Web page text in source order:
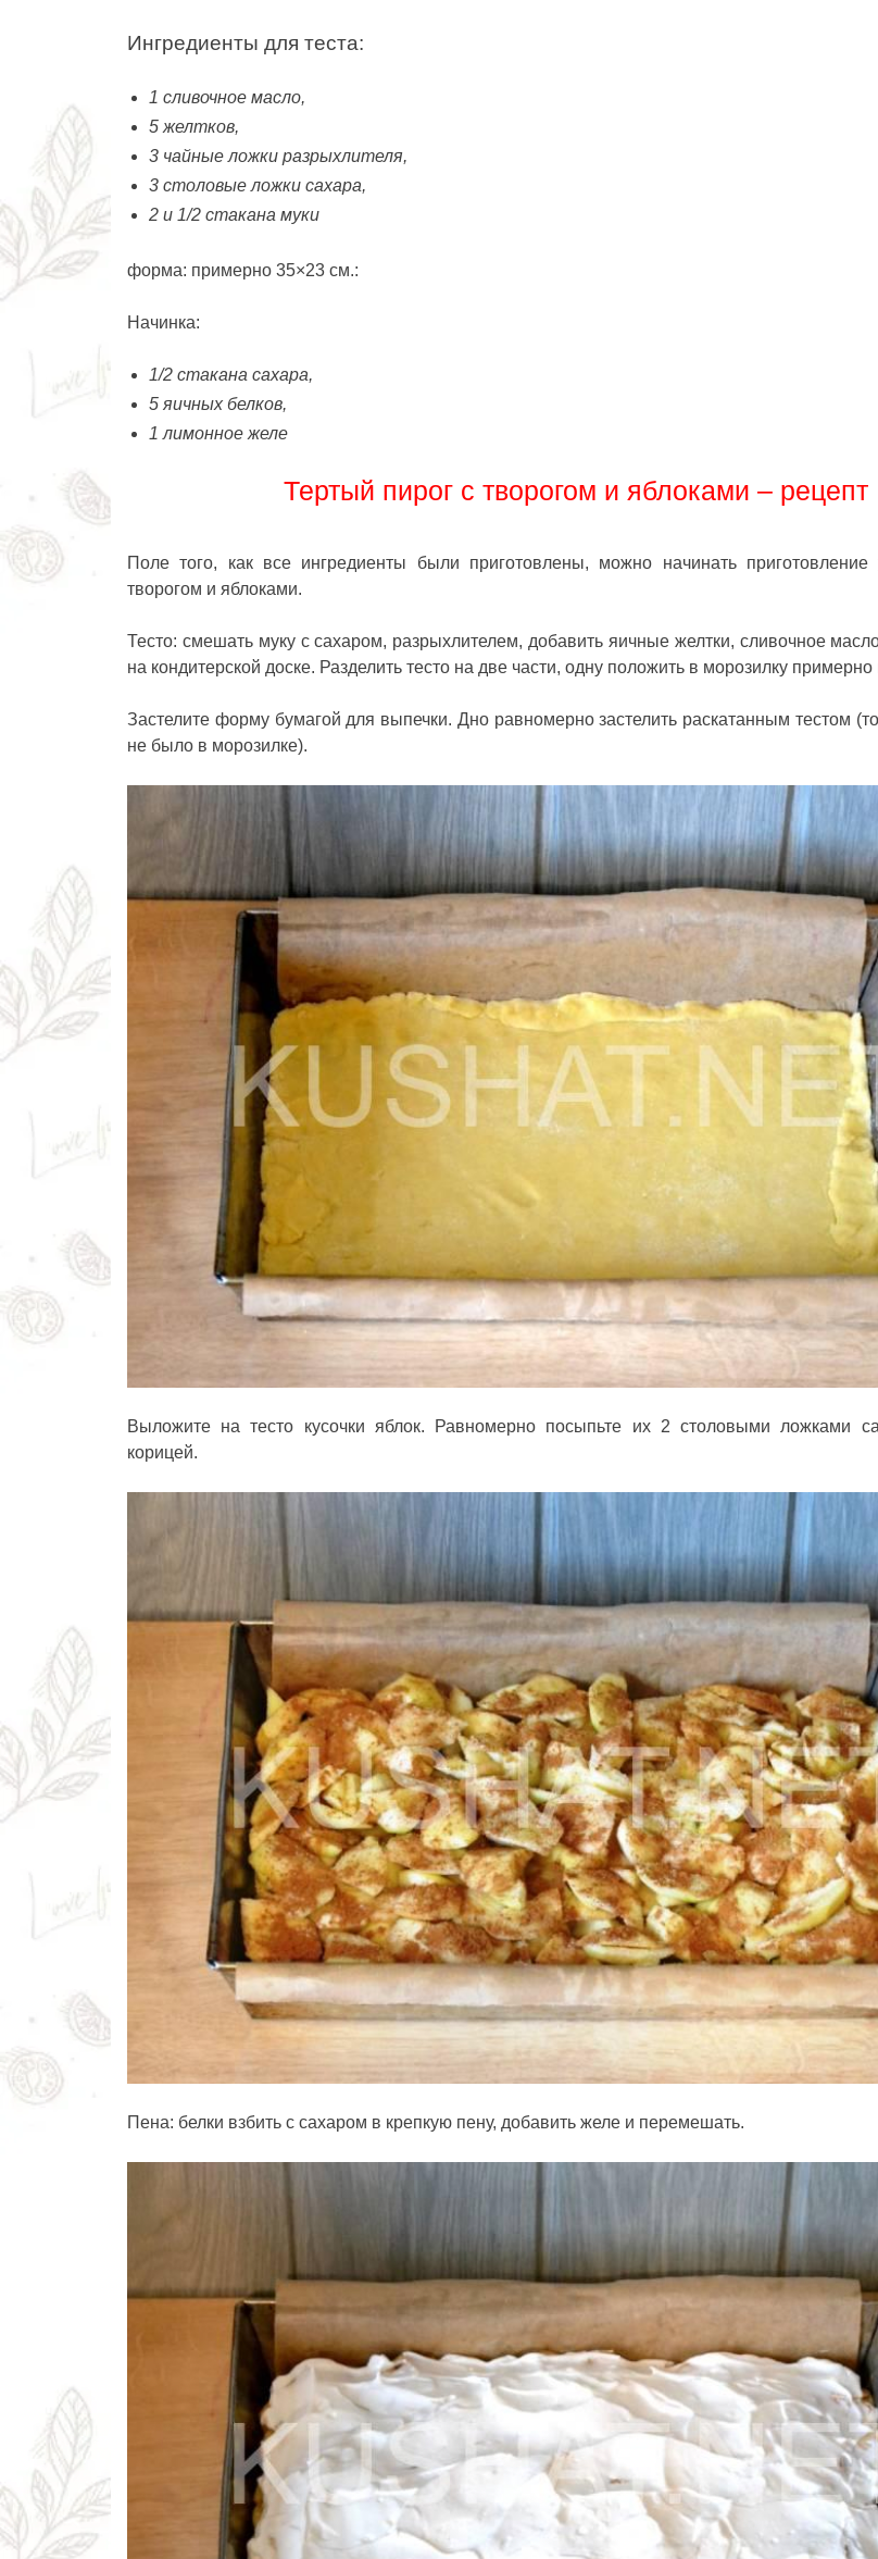
Ингредиенты для теста:
1 сливочное масло,
5 желтков,
3 чайные ложки разрыхлителя,
3 столовые ложки сахара,
2 и 1/2 стакана муки
форма: примерно 35×23 см.:
Начинка:
1/2 стакана сахара,
5 яичных белков,
1 лимонное желе
Тертый пирог с творогом и яблоками – рецепт
Поле того, как все ингредиенты были приготовлены, можно начинать приготовление
творогом и яблоками.
Тесто: смешать муку с сахаром, разрыхлителем, добавить яичные желтки, сливочное
на кондитерской доске. Разделить тесто на две части, одну положить в морозилку примерно
Застелите форму бумагой для выпечки. Дно равномерно застелить раскатанным тестом
не было в морозилке).
Выложите на тесто кусочки яблок. Равномерно посыпьте их 2 столовыми ложками
корицей.
Пена: белки взбить с сахаром в крепкую пену, добавить желе и перемешать.